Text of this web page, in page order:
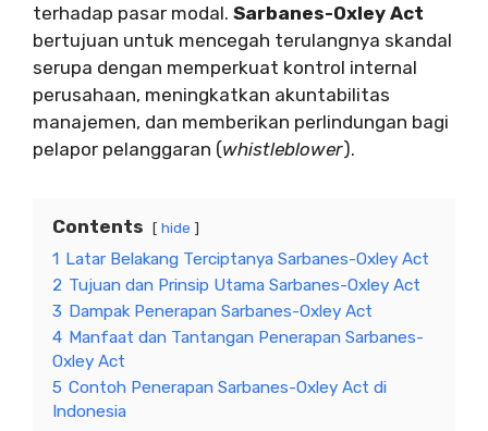
terhadap pasar modal. Sarbanes-Oxley Act
bertujuan untuk mencegah terulangnya skandal
serupa dengan memperkuat kontrol internal
perusahaan, meningkatkan akuntabilitas
manajemen, dan memberikan perlindungan bagi
pelapor pelanggaran (whistleblower).
Contents hide
1 Latar Belakang Terciptanya Sarbanes-Oxley Act
2 Tujuan dan Prinsip Utama Sarbanes-Oxley Act
3 Dampak Penerapan Sarbanes-Oxley Act
4 Manfaat dan Tantangan Penerapan Sarbanes-
Oxley Act
5 Contoh Penerapan Sarbanes-Oxley Act di
Indonesia